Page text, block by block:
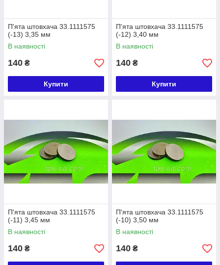
П'ята штовхача 33.1111575
(-13) 3,35 мм
В наявності
140 ₴
Купити
П'ята штовхача 33.1111575
(-12) 3,40 мм
В наявності
140 ₴
Купити
П'ята штовхача 33.1111575
(-11) 3,45 мм
В наявності
140 ₴
П'ята штовхача 33.1111575
(-10) 3,50 мм
В наявності
140 ₴